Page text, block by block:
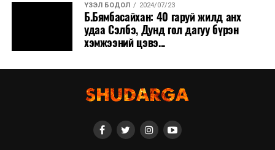
ҮЗЭЛ БОДОЛ 2024/07/23
Б.Бямбасайхан: 40 гаруй жилд анх
удаа Сэлбэ, Дунд гол дагуу бүрэн
хэмжээний цэвэ...